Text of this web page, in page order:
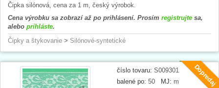
Čipka silónová, cena za 1 m, český výrobok.
Cena výrobku sa zobrazí až po prihlásení. Prosím registrujte sa,
alebo prihláste.
Čipky a štykovanie > Silónové-syntetické
Dopredaj
číslo tovaru: S009301
balené po: 50 MJ: m